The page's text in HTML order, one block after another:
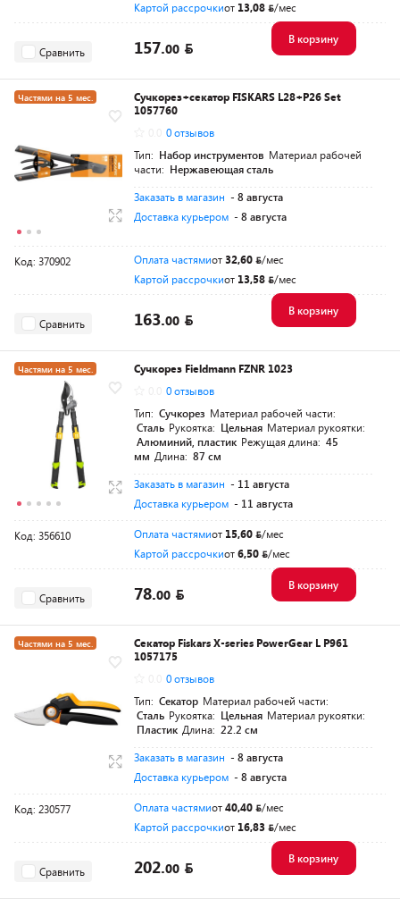
Картой рассрочкиот 13,08 /мес
Сравнить 157.00
В корзину
Частями на 5 мес.
Сучкорез+секатор FISKARS L28+P26 Set
1057760
0 отзывов
Тип: Набор инструментов Материал рабочей
части: Нержавеющая сталь
Заказать в магазин - 8 августа
Доставка курьером - 8 августа
Код: 370902 Оплата частямиот32,60
/мес
Картой рассрочкиот 13,58 /мес
Сравнить 163.00
В корзину
Частями на 5 мес.
Разумная цена
Сучкорез Fieldmann FZNR 1023
0 отзывов
Тип: Сучкорез Материал рабочей части:
Сталь Рукоятка: Цельная Материал рукоятки:
Алюминий, пластик Режущая длина: 45
мм Длина: 87 см
Заказать в магазин - 11 августа
Доставка курьером - 11 августа
Код: 356610 Оплата частямиот 15,60
/мес
Картой рассрочкиот6,50 /мес
Сравнить 78.00
В корзину
Частями на 5 мес.
Секатор Fiskars X-series PowerGear L P961
1057175
0 отзывов
Тип: Секатор Материал рабочей части:
Сталь Рукоятка: Цельная Материал рукоятки:
Пластик Длина: 22.2 см
Заказать в магазин - 8 августа
Доставка курьером - 8 августа
Код: 230577 Оплата частямиот40,40
/мес
Картой рассрочкиот 16,83 /мес
Сравнить 202.00
В корзину